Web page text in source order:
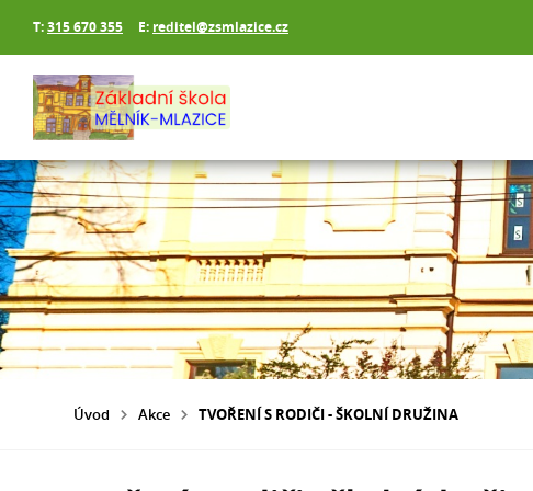
T:315 670 355 E: reditel@zsmlazice.cz
Úvod Akce TVOŘENÍ S RODIČI - ŠKOLNÍ DRUŽINA